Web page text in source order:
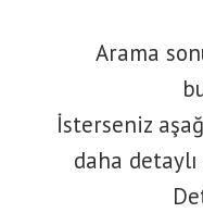
Arama
İsterseniz
daha